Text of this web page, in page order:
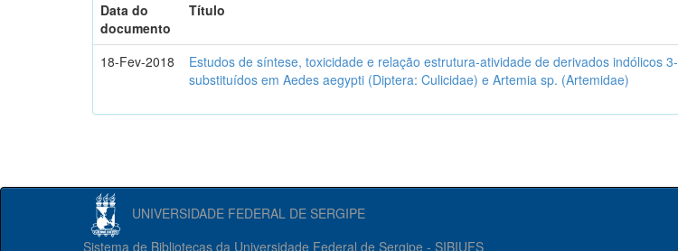
Data do
documento
Título
18-Fev-2018
Estudos de síntese, toxicidade e relação estrutura-atividade de derivados indólicos 3-
substituídos em Aedes aegypti (Diptera: Culicidae) e Artemia sp. (Artemidae)
UNIVERSIDADE FEDERAL DE SERGIPE
Sistema de Bibliotecas da Universidade Federal de Sergipe - SIBIUFS